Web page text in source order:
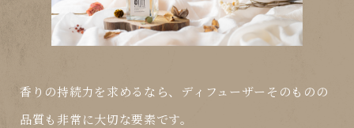
香りの持続力を求めるなら、 ディフューザーそのものの
品質も非常に大切な要素です。